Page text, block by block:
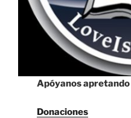
Apóyanos apretando
Donaciones